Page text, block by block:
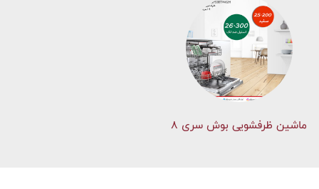
ماشین ظرفشویی بوش سری 8